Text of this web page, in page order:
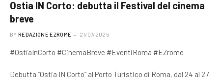
Ostia IN Corto: debutta il Festival del cinema
breve
BY REDAZIONE EZROME 21/07/2025
#OstiaInCorto #CinemaBreve #EventiRoma #EZrome
Debutta “Ostia IN Corto” al Porto Turistico di Roma, dal 24 al 27